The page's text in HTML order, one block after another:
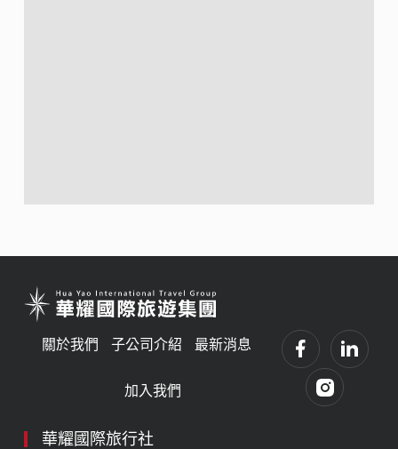
關於我們 子公司介紹 最新消息
加入我們
華耀國際旅行社